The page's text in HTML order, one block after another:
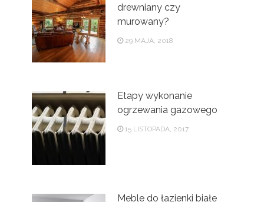
drewniany czy
murowany?
29 MAJA, 2018
Etapy wykonanie
ogrzewania gazowego
15 LISTOPADA, 2017
Meble do łazienki białe